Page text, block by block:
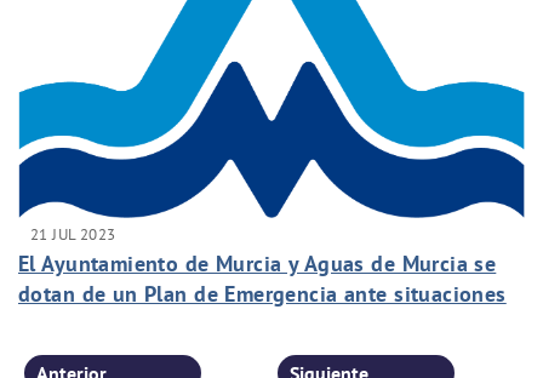
21 JUL 2023
El Ayuntamiento de Murcia y Aguas de Murcia se
dotan de un Plan de Emergencia ante situaciones